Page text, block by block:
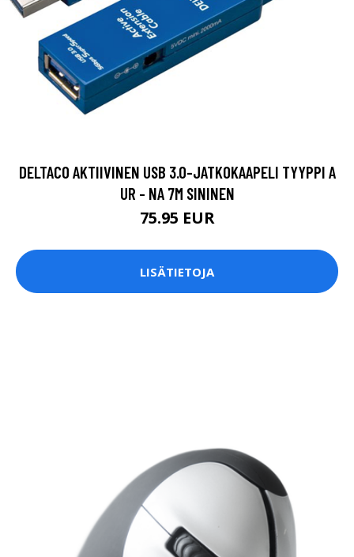
DELTACO AKTIIVINEN USB 3.0-JATKOKAAPELI TYYPPI A
UR - NA 7M SININEN
75.95 EUR
LISÄTIETOJA